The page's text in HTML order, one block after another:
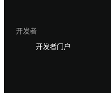
开发者
开发者门户